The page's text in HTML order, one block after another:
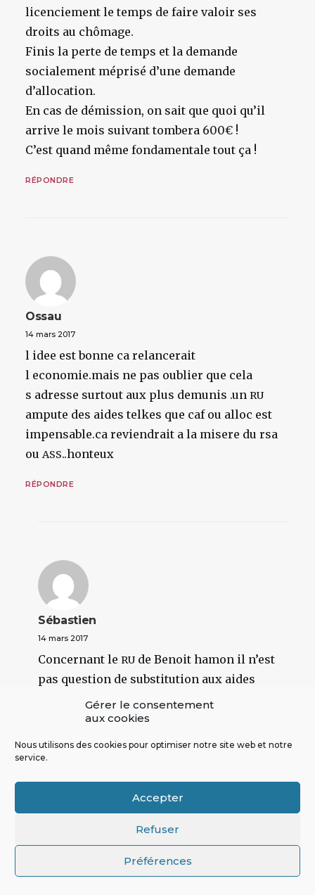
Gérer le consentement
aux cookies
Nous utilisons des cookies pour optimiser notre site web et notre
service.
Accepter
Refuser
Préférences
licenciement le temps de faire valoir ses
droits au chômage.
Finis la perte de temps et la demande
socialement méprisé d’une demande
d’allocation.
En cas de démission, on sait que quoi qu’il
arrive le mois suivant tombera 600€ !
C’est quand même fondamentale tout ça !
RÉPONDRE
Ossau
14 mars 2017
l idee est bonne ca relancerait
l economie.mais ne pas oublier que cela
s adresse surtout aux plus demunis .un RU
ampute des aides telkes que caf ou alloc est
impensable.ca reviendrait a la misere du rsa
ou ASS..honteux
RÉPONDRE
Sébastien
14 mars 2017
Concernant le RU de Benoit hamon il n’est
pas question de substitution aux aides
actuelles dans les premières étapes.